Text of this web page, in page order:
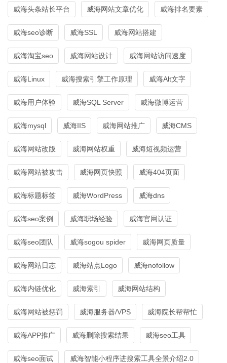
威海头条站长平台 威海网站文章优化 威海排名要素
威海seo诊断 威海SSL 威海网站搭建
威海淘宝seo 威海网站设计 威海网站访问速度
威海Linux 威海搜索引擎工作原理 威海Alt文字
威海用户体验 威海SQL Server 威海微博运营
威海mysql 威海IIS 威海网站推广 威海CMS
威海网站改版 威海网站权重 威海短视频运营
威海网站被攻击 威海网页快照 威海404页面
威海标题标签 威海WordPress 威海dns
威海seo案例 威海职场经验 威海官网认证
威海seo团队 威海sogou spider 威海网页质量
威海网站日志 威海站点Logo 威海nofollow
威海内链优化 威海索引 威海网站结构
威海网站被惩罚 威海服务器/VPS 威海院长帮帮忙
威海APP推广 威海删除搜索结果 威海seo工具
威海seo面试 威海智能小程序进搜索工具全景介绍2.0